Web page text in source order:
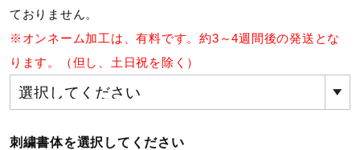
ライフスタイルグッズ
インナー
ておりません。
※オンネーム加工は、有料です。約3～4週間後の発送とな
ります。（但し、土日祝を除く）
刺繍書体を選択してください